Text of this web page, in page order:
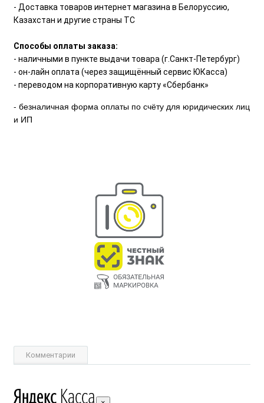
- Доставка товаров интернет магазина в Белоруссию,
Казахстан и другие страны ТС
Способы оплаты заказа:
- наличными в пункте выдачи товара (г.Санкт-Петербург)
- он-лайн оплата (через защищённый сервис ЮКасса)
- переводом на корпоративную карту «Сбербанк»
- безналичная форма оплаты по счёту для юридических лиц
и ИП
Комментарии